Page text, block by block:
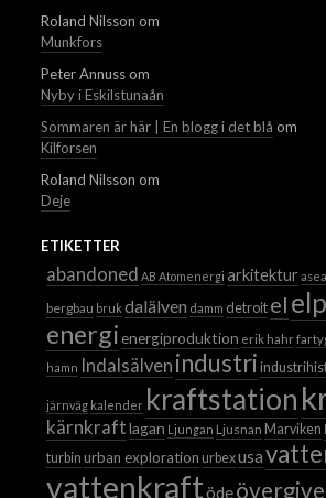
Roland Nilsson om
Munkfors
Peter Annussom
Nyby i Eskilstunaån
Sommaren är här | En blogg i det blå om
Kilforsen
Roland Nilsson om
Deje
ETIKETTER
abandoned AB Atomenergi arkitekturasea
bergbau bruk dalälven damm detroitel
energienergiproduktion erik hahr
hamn Indalsälven industri
järnväg kalender kraftstation
kärnkraftlagan Ljungan Ljusnan Marviken
turbin urban exploration urbexusa
vattenkraftöde